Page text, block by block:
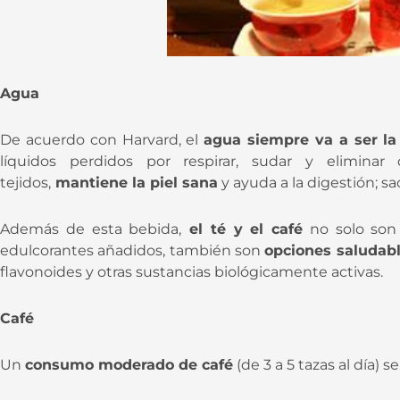
Agua
De acuerdo con Harvard, elagua siempre va a ser
líquidos perdidos por respirar, sudar y eliminar
tejidos, mantiene la piel sana y ayuda a la digestión;
Además de esta bebida, el té y el café no solo
edulcorantes añadidos, también sonopciones
flavonoides y otras sustancias biológicamente activas.
Café
Un consumo moderado de café (de 3 a 5 tazas al día)